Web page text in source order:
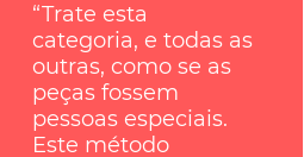
“Trate esta
categoria, e todas as
outras, como se as
peças fossem
pessoas especiais.
Este método